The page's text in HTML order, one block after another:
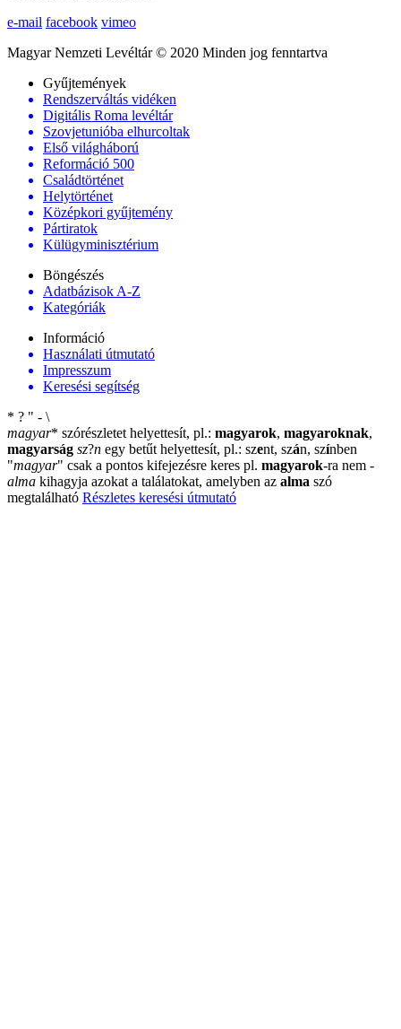
e-mail facebook vimeo
Magyar Nemzeti Levéltár © 2020 Minden jog fenntartva
Gyűjtemények
Rendszerváltás vidéken
Digitális Roma levéltár
Szovjetunióba elhurcoltak
Első világháború
Reformáció 500
Családtörténet
Helytörténet
Középkori gyűjtemény
Pártiratok
Külügyminisztérium
Böngészés
Adatbázisok A-Z
Kategóriák
Információ
Használati útmutató
Impresszum
Keresési segítség
* ? " - \
magyar* szórészletet helyettesít, pl.: magyarok, magyaroknak,
magyarság sz?n egy betűt helyettesít, pl.: szent, szán, színben
"magyar" csak a pontos kifejezésre keres pl. magyarok-ra nem -
alma kihagyja azokat a találatokat, amelyben az alma szó
megtalálható Részletes keresési útmutató